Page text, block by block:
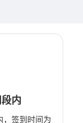
内
，签到时间为